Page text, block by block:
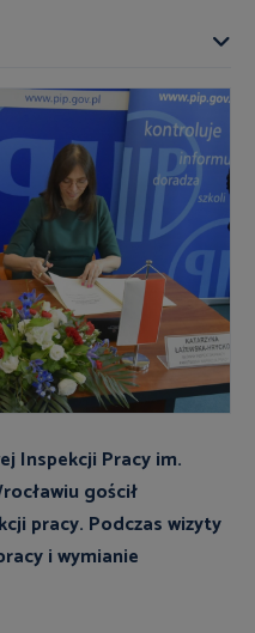
Inspekcji Pracy im.
gościł
pracy. Podczas wizyty
i wymianie